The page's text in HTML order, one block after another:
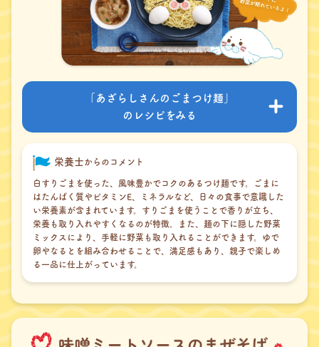
「あざらしさんのごまつけ麺」
のレシピをみる
栄養士 からのコメント
白すりごまを使った、風味豊かでコクのあるつけ麺です。ごまに
はたんぱく質やビタミンE、ミネラルなど、日々の食事で意識した
い栄養素が含まれています。すりごまを使うことで香りが立ち、
栄養も取り入れやすくなるのが特徴。また、麺の下に隠した野菜
ミックスにより、手軽に野菜も取り入れることができます。ゆで
卵やなるとを組み合わせることで、満足感もあり、親子で楽しめ
る一品に仕上がっています。